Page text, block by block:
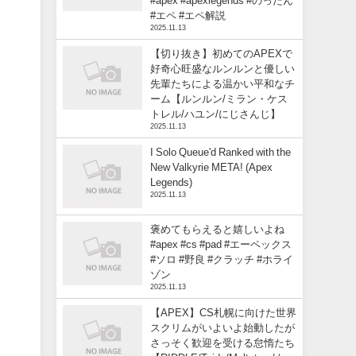
#エペ #エペ解説
2025.11.13
【切り抜き】初めてのAPEXで
好奇心旺盛なルンルンと優しい
先輩たちによる温かい平和なチ
ーム【ルンルン/ミラン・ケス
トレル/ハユン/にじさんじ】
2025.11.13
I Solo Queue'd Ranked with the
New Valkyrie META! (Apex
Legends)
2025.11.13
褒めてもらえると嬉しいよね
#apex #cs #pad #エーペックス
#ソロ #野良 #クラッチ #ホライ
ゾン
2025.11.13
【APEX】CS札幌に向けた世界
スクリムがいよいよ始動したが
さっそく歓迎を受ける怠惰たち